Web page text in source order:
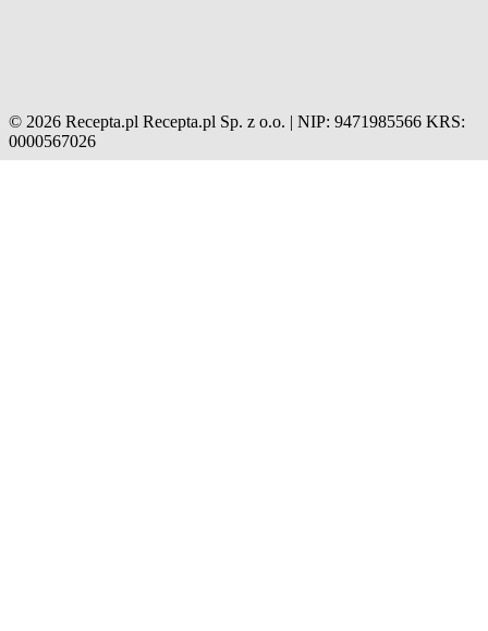
© 2026 Recepta.pl Recepta.pl Sp. z o.o. | NIP: 9471985566 KRS:
0000567026